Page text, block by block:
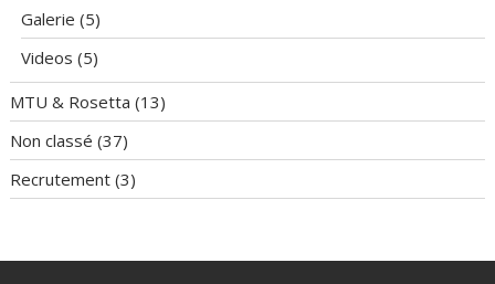
Galerie (5)
Videos (5)
MTU & Rosetta (13)
Non classé (37)
Recrutement (3)